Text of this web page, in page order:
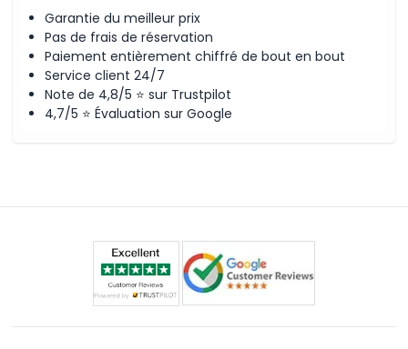
Garantie du meilleur prix
Pas de frais de réservation
Paiement entièrement chiffré de bout en bout
Service client 24/7
Note de 4,8/5 ⭐ sur Trustpilot
4,7/5 ⭐ Évaluation sur Google